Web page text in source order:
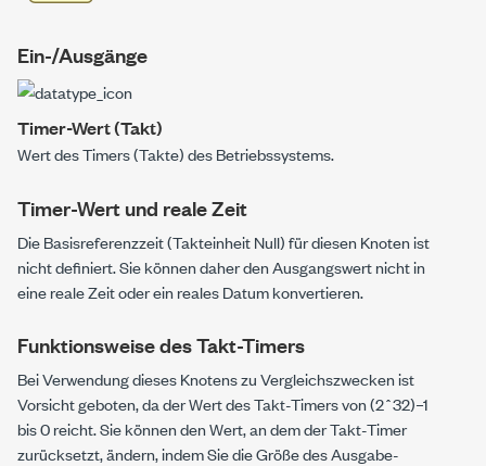
Ein-/Ausgänge
Timer-Wert (Takt)
Wert des Timers (Takte) des Betriebssystems.
Timer-Wert und reale Zeit
Die Basisreferenzzeit (Takteinheit Null) für diesen Knoten ist
nicht definiert. Sie können daher den Ausgangswert nicht in
eine reale Zeit oder ein reales Datum konvertieren.
Funktionsweise des Takt-Timers
Bei Verwendung dieses Knotens zu Vergleichszwecken ist
Vorsicht geboten, da der Wert des Takt-Timers von(2ˆ32)–1
bis0reicht. Sie können den Wert, an dem der Takt-Timer
zurücksetzt, ändern, indem Sie die Größe des Ausgabe-